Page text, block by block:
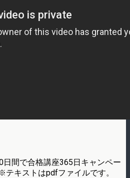
間で合格講座365日キャンペー
キストはpdfファイルです。